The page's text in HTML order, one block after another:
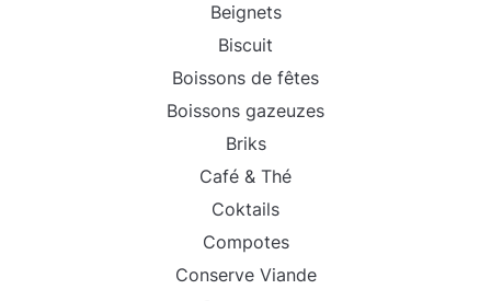
Beignets
Biscuit
Boissons de fêtes
Boissons gazeuzes
Briks
Café & Thé
Coktails
Compotes
Conserve Viande